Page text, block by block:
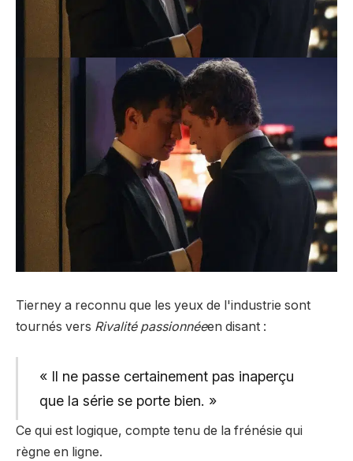
Tierney a reconnu que les yeux de l'industrie sont
tournés vers Rivalité passionnéeen disant :
« Il ne passe certainement pas inaperçu
que la série se porte bien. »
Ce qui est logique, compte tenu de la frénésie qui
règne en ligne.